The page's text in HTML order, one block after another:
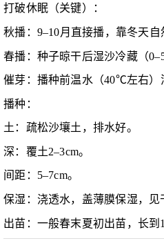
打破休眠（关键）：
秋播：9–10月直接播，靠冬天自
春播：种子晾干后湿沙冷藏（
催芽：播种前温水（40℃左右）
播种：
土：疏松沙壤土，排水好。
深：覆土2–3cm。
间距：5–7cm。
保湿：浇透水，盖薄膜保湿，见
出苗：一般春末夏初出苗，长到